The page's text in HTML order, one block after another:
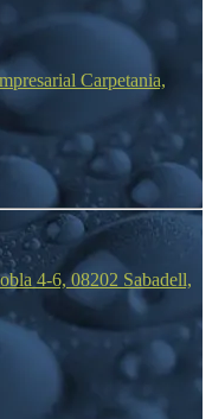
Carpetania,
4-6, 08202 Sabadell,